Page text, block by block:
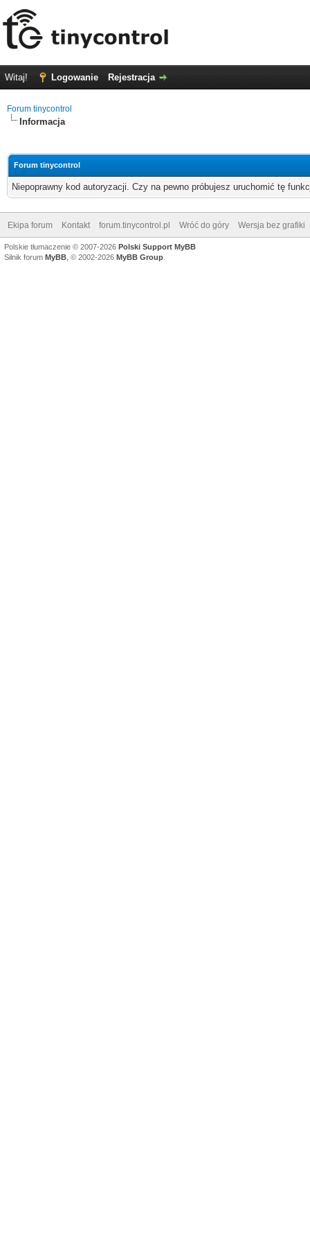
Witaj! Logowanie Rejestracja
Forum tinycontrol
Informacja
Forum tinycontrol
Niepoprawny kod autoryzacji. Czy na pewno próbujesz uruchomić tę
Ekipa forum Kontakt forum.tinycontrol.pl Wróć do góry Wersja bez grafiki
Polskie tłumaczenie © 2007-2026 Polski Support MyBB
Silnik forum MyBB , © 2002-2026 MyBB Group